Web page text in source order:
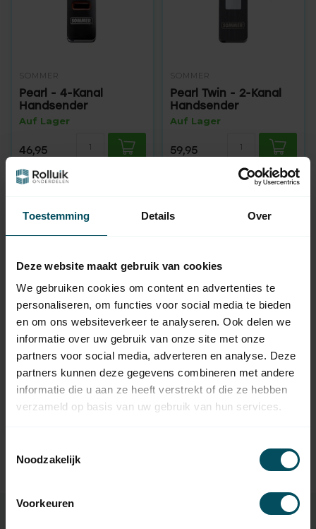
Toestemming Details Over
Deze website maakt gebruik van cookies
We gebruiken cookies om content en advertenties te
personaliseren, om functies voor social media te bieden
en om ons websiteverkeer te analyseren. Ook delen we
informatie over uw gebruik van onze site met onze
partners voor social media, adverteren en analyse. Deze
partners kunnen deze gegevens combineren met andere
informatie die u aan ze heeft verstrekt of die ze hebben
verzameld op basis van uw gebruik van hun services.
Noodzakelijk
Voorkeuren
SOMMER
Pearl - 4-Kanal
Handsender
Auf Lager
46,95
SOMMER
Pearl Twin - 2-Kanal
Handsender
Auf Lager
59,95
TX03-868-4 Modell
4020 - 4-Kanal Slider
Handsender
Auf Lager